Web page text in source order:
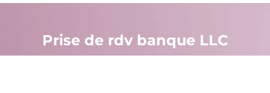
Prise de rdv banque LLC